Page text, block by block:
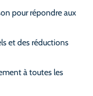
pour répondre aux
et des réductions
à toutes les